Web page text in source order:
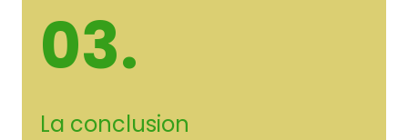
03.
La conclusion